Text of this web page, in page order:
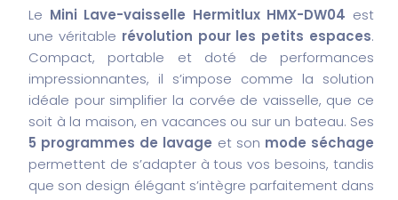
Le Mini Lave-vaisselle Hermitlux HMX-DW04 est
une véritable révolution pour les petits espaces.
Compact, portable et doté de performances
impressionnantes, il s’impose comme la solution
idéale pour simplifier la corvée de vaisselle, que ce
soit à la maison, en vacances ou sur un bateau. Ses
5 programmes de lavage et son mode séchage
permettent de s’adapter à tous vos besoins, tandis
que son design élégant s’intègre parfaitement dans